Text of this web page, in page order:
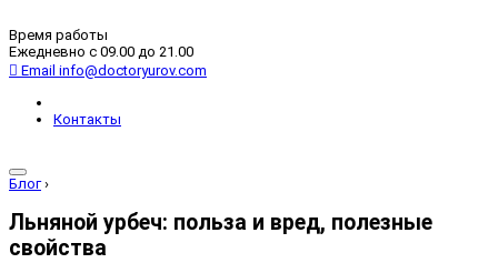
Время работы
Ежедневно с 09.00 до 21.00
Email info@doctoryurov.com
Контакты
Блог ›
Льняной урбеч: польза и вред, полезные
свойства